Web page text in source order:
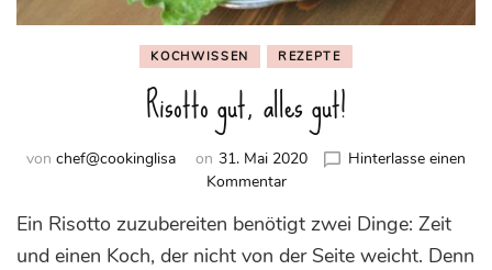
KOCHWISSEN REZEPTE
Risotto gut, alles gut!
von chef@cookinglisa on 31. Mai 2020
Hinterlasse einen
Kommentarzu
gut,
alles
Ein Risotto zuzubereiten benötigt zwei Dinge: Zeit
und einen Koch, der nicht von der Seite weicht. Denn